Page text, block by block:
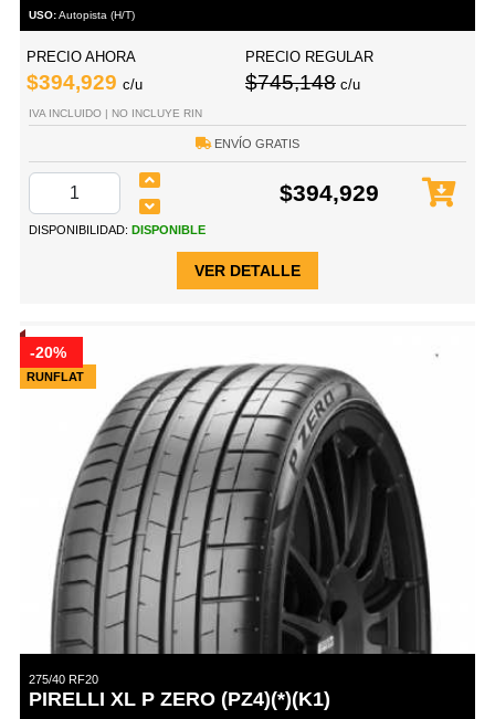
USO:Autopista (H/T)
PRECIO AHORA
$394,929 c/u
PRECIO REGULAR
$745,148 c/u
IVA INCLUIDO | NO INCLUYE RIN
ENVÍO GRATIS
$394,929
DISPONIBILIDAD: DISPONIBLE
VER DETALLE
RUNFLAT
-20%
275/40 RF20
PIRELLI XL P ZERO (PZ4)(*)(K1)